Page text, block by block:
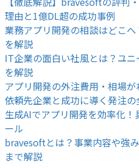
理由と1億DL超の成功事例
業務アプリ開発の相談はどこ
を解説
IT企業の面白い社風とは？ユ
を解説
アプリ開発の外注費用・相場
依頼先企業と成功に導く発注の
生成AIでアプリ開発を効率化
ール
bravesoftとは？事業内容や強
まで解説